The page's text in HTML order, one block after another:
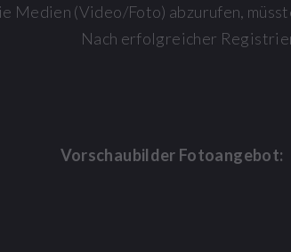
Medien (Video/Foto) abzurufen,
Nach erfolgreicher
Vorschaubilder Fotoangebot: